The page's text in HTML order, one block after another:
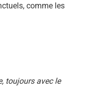
comme les
toujours avec le